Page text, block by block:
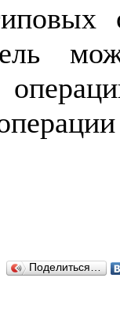
Поделиться…